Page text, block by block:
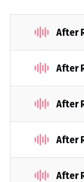
After
After
After
After
After